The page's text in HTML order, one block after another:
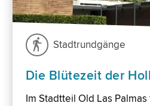
Stadtrundgänge
Die Blütezeit der
Im Stadtteil Old Las